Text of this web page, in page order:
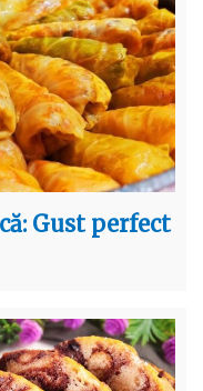
Gust perfect